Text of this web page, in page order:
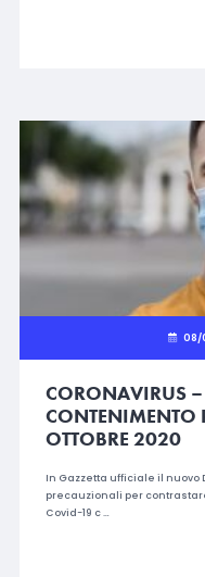
08/
CORONAVIRUS
CONTENIMENTO
OTTOBRE 2020
In Gazzetta ufficiale il nuovo
precauzionali per
Covid-19 c …